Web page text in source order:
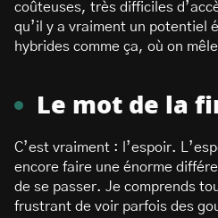
coûteuses, très difficiles
qu’il y a vraiment un potentiel
hybrides comme ça, où on
Le mot de la
C’est vraiment : l’espoir.
encore faire une énorme
de se passer. Je comprends
frustrant de voir parfois des